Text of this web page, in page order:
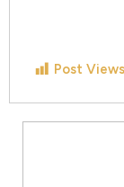
Post